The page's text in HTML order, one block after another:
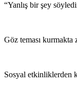
“Yanlış bir şey
Göz teması kurmakta
Sosyal etkinliklerden